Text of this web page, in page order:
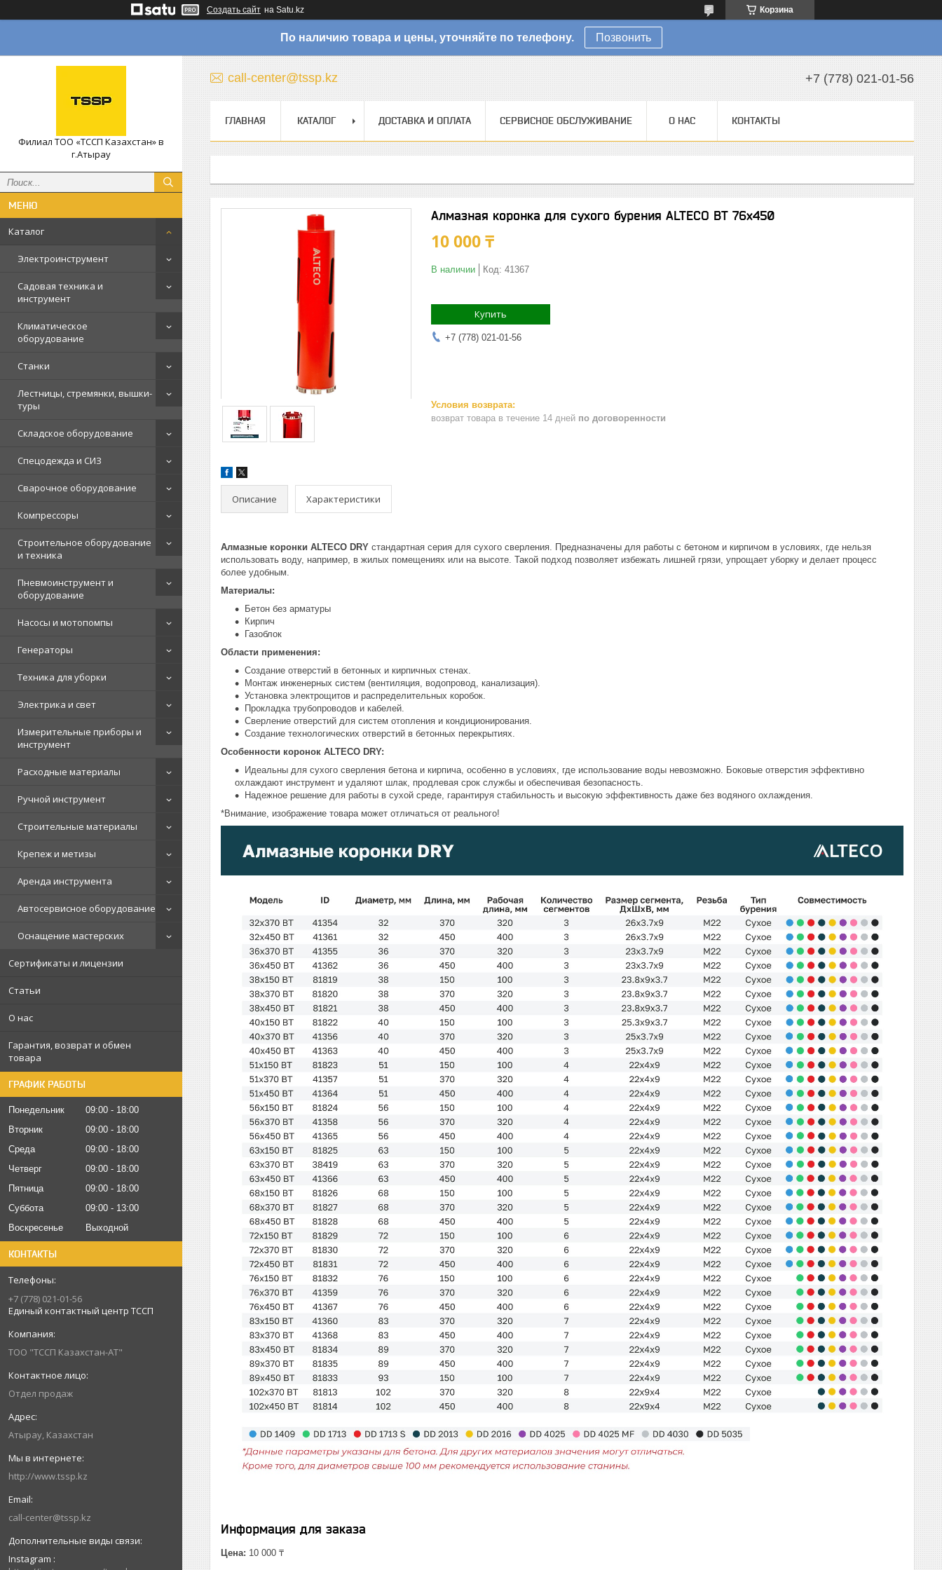
Создать сайт на Satu.kz Корзина
По наличию товара и цены, уточняйте по телефону. Позвонить
Филиал ТОО «ТССП Казахстан» в
г.Атырау
Каталог
Электроинструмент
Садовая техника и
инструмент
Климатическое
оборудование
Станки
Лестницы, стремянки, вышки-
туры
Складское оборудование
Спецодежда и СИЗ
Сварочное оборудование
Компрессоры
Строительное оборудование
и техника
Пневмоинструмент и
оборудование
Насосы и мотопомпы
Генераторы
Техника для уборки
Электрика и свет
Измерительные приборы и
инструмент
Расходные материалы
Ручной инструмент
Строительные материалы
Крепеж и метизы
Аренда инструмента
Автосервисное оборудование
Оснащение мастерских
Сертификаты и лицензии
Статьи
О нас
Гарантия, возврат и обмен
товара
ГРАФИК РАБОТЫ
Понедельник 09:00
18:00
Вторник
09:00
18:00
Среда
09:00
18:00
Четверг
09:00
18:00
Пятница
09:00
18:00
Суббота
09:00
13:00
Воскресенье
Выходной
КОНТАКТЫ
+7 (778) 021-01-56
Единый контактный центр ТССП
ТОО "ТССП Казахстан-АТ"
Отдел продаж
Атырау, Казахстан
http://www.tssp.kz
call-center@tssp.kz
Instagram
call-center@tssp.kz +7 (778) 021-01-56
ГЛАВНАЯ КАТАЛОГ ДОСТАВКА И ОПЛАТА СЕРВИСНОЕ ОБСЛУЖИВАНИЕ О НАС КОНТАКТЫ
Алмазная коронка для сухого бурения ALTECO ВТ 76х450
10 000 ₸
В наличии Код: 41367
Купить
+7 (778) 021-01-56
возврат товара в течение 14 дней по договоренности
Описание Характеристики
Алмазные коронки ALTECO DRY стандартная серия для сухого сверления. Предназначены для работы с бетоном и кирпичом в условиях, где нельзя
использовать воду, например, в жилых помещениях или на высоте. Такой подход позволяет избежать лишней грязи, упрощает уборку и делает процесс
более удобным.
Материалы:
Бетон без арматуры
Кирпич
Газоблок
Области применения:
Создание отверстий в бетонных и кирпичных стенах.
Монтаж инженерных систем (вентиляция, водопровод, канализация).
Установка электрощитов и распределительных коробок.
Прокладка трубопроводов и кабелей.
Сверление отверстий для систем отопления и кондиционирования.
Создание технологических отверстий в бетонных перекрытиях.
Особенности коронок ALTECO DRY:
Идеальны для сухого сверления бетона и кирпича, особенно в условиях, где использование воды невозможно. Боковые отверстия эффективно
охлаждают инструмент и удаляют шлак, продлевая срок службы и обеспечивая безопасность.
Надежное решение для работы в сухой среде, гарантируя стабильность и высокую эффективность даже без водяного охлаждения.
*Внимание, изображение товара может отличаться от реального!
Информация для заказа
Цена: 10 000 ₸